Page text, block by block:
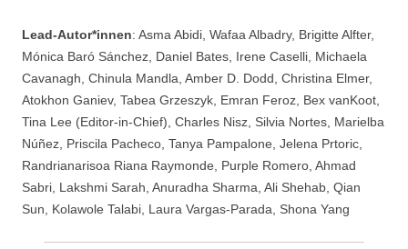
Lead-Autor*innen: Asma Abidi, Wafaa Albadry, Brigitte Alfter,
Mónica Baró Sánchez, Daniel Bates, Irene Caselli, Michaela
Cavanagh, Chinula Mandla, Amber D. Dodd, Christina Elmer,
Atokhon Ganiev, Tabea Grzeszyk, Emran Feroz, Bex vanKoot,
Tina Lee (Editor-in-Chief), Charles Nisz, Silvia Nortes, Marielba
Núñez, Priscila Pacheco, Tanya Pampalone, Jelena Prtoric,
Randrianarisoa Riana Raymonde, Purple Romero, Ahmad
Sabri, Lakshmi Sarah, Anuradha Sharma, Ali Shehab, Qian
Sun, Kolawole Talabi, Laura Vargas-Parada, Shona Yang